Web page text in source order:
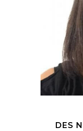
DES